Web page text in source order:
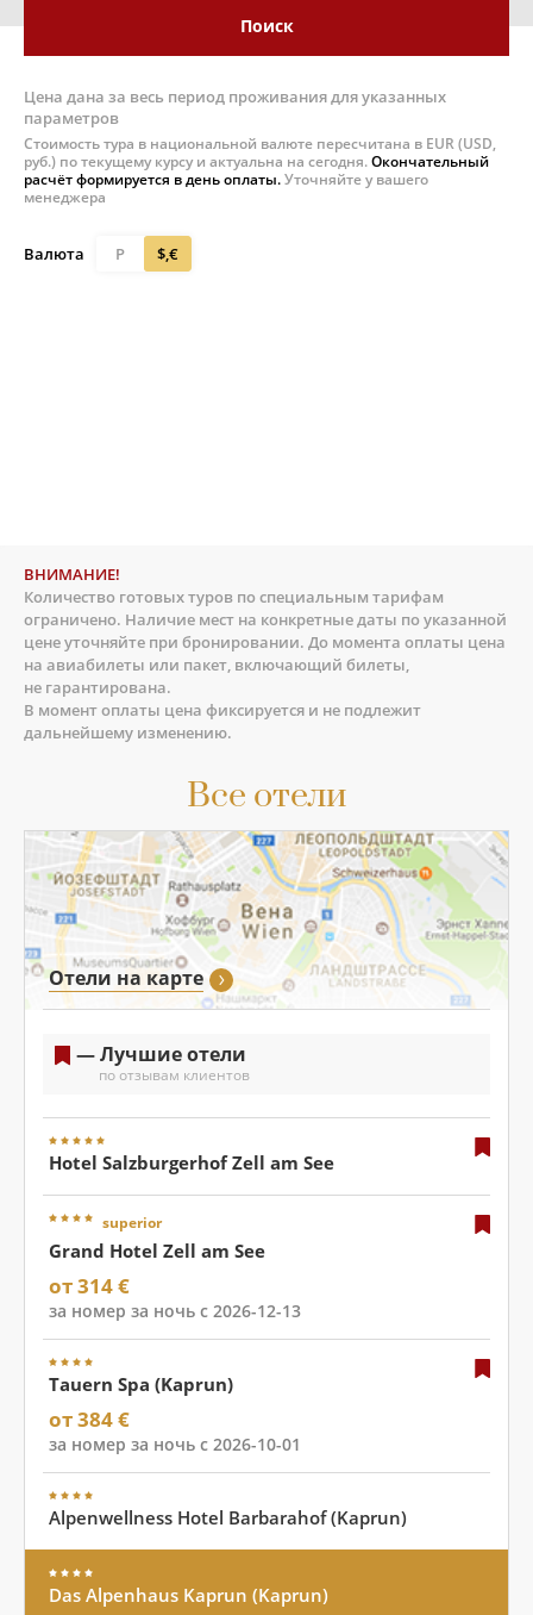
Все отели
Отели на карте
— Лучшие отели
по отзывам клиентов
Hotel Salzburgerhof Zell am See
superior
Grand Hotel Zell am See
от 314 €
за номер за ночь с 2026-12-13
Tauern Spa (Kaprun)
от 384 €
за номер за ночь с 2026-10-01
Alpenwellness Hotel Barbarahof (Kaprun)
Das Alpenhaus Kaprun (Kaprun)
Поиск
Цена дана за весь период проживания для указанных
параметров
Стоимость тура в национальной валюте пересчитана в EUR (USD,
руб.) по текущему курсу и актуальна на сегодня.Окончательный
расчёт формируется в день оплаты.Уточняйте у вашего
менеджера
Валюта Р $,€
ВНИМАНИЕ!
Количество готовых туров по специальным тарифам
ограничено. Наличие мест на конкретные даты по указанной
цене уточняйте при бронировании. До момента оплаты цена
на авиабилеты или пакет, включающий билеты,
не гарантирована.
В момент оплаты цена фиксируется и не подлежит
дальнейшему изменению.